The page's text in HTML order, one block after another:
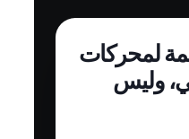
لمحركات
وليس